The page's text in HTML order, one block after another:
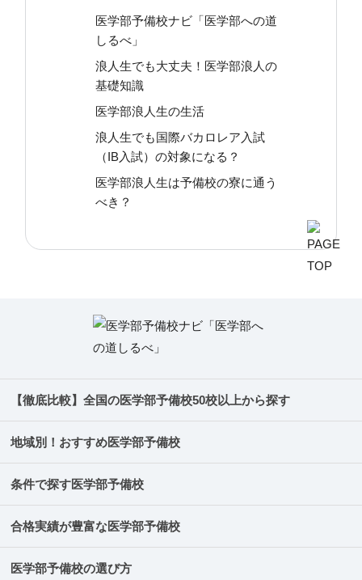
医学部予備校ナビ「医学部への道
しるべ」
浪人生でも大丈夫！医学部浪人の
基礎知識
医学部浪人生の生活
浪人生でも国際バカロレア入試
（IB入試）の対象になる？
医学部浪人生は予備校の寮に通う
べき？
【徹底比較】全国の医学部予備校50校以上から探す
地域別！おすすめ医学部予備校
条件で探す医学部予備校
合格実績が豊富な医学部予備校
医学部予備校の選び方